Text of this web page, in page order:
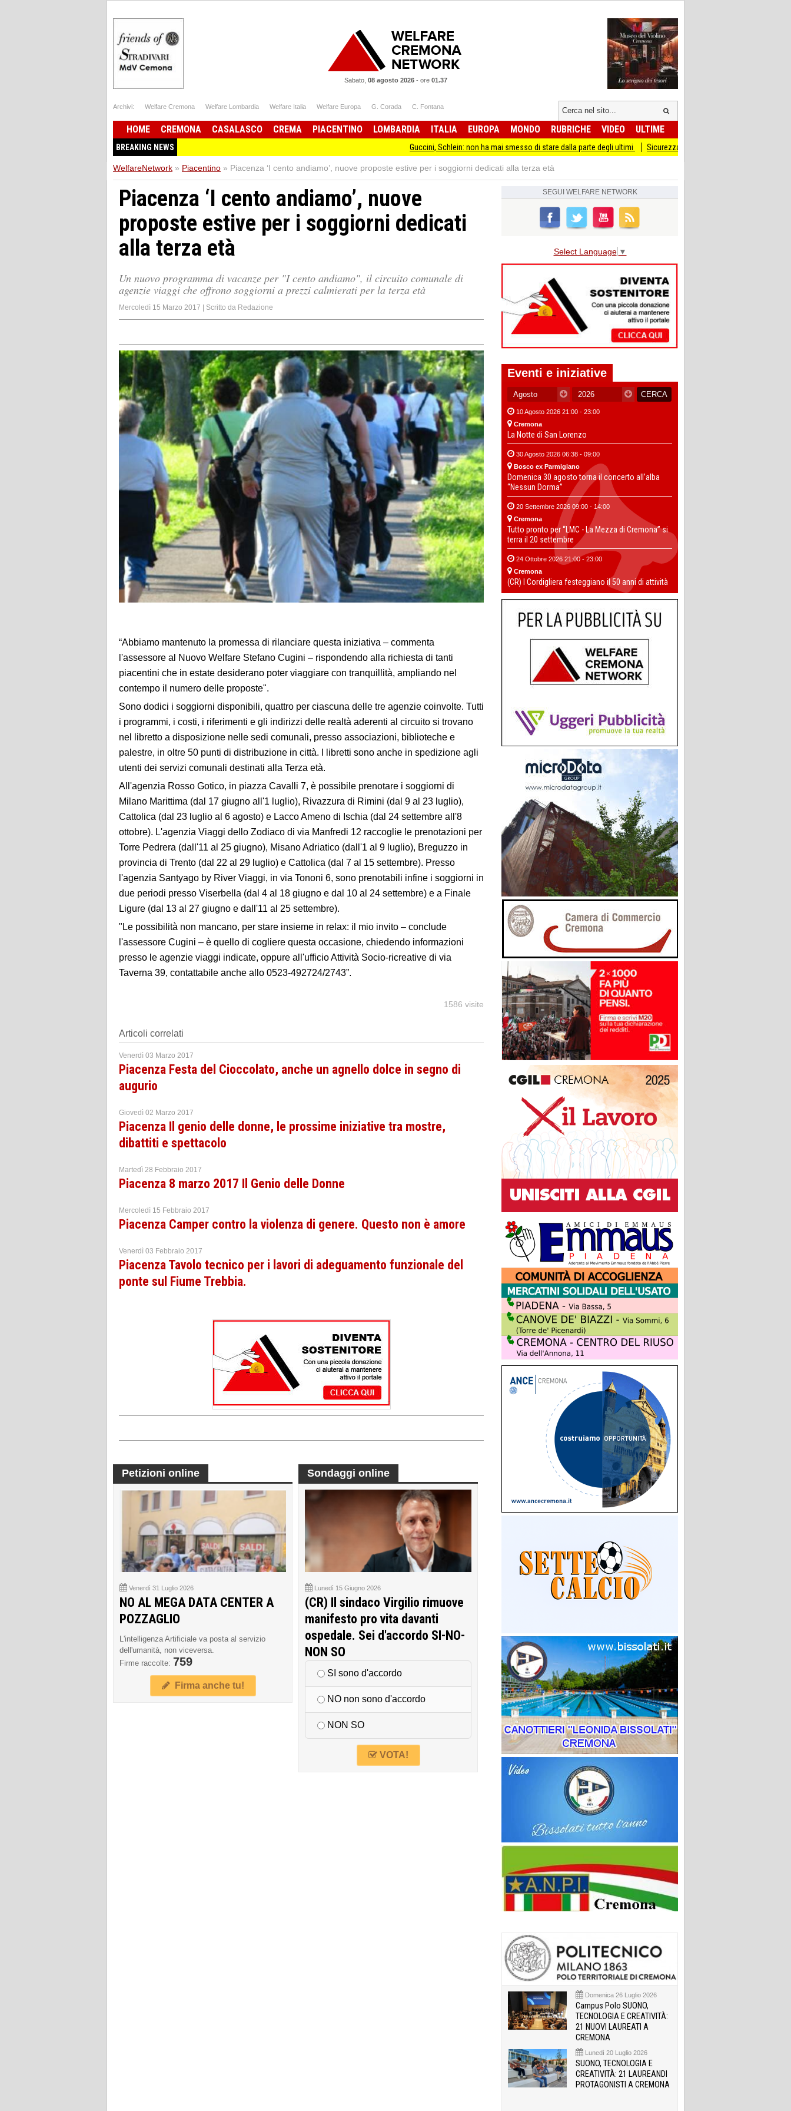
Sabato, 08 agosto 2026- ore 01.37
Archivi: Welfare Cremona Welfare Lombardia Welfare Italia Welfare Europa G. Corada C. Fontana
HOME CREMONA CASALASCO CREMA PIACENTINO LOMBARDIA ITALIA EUROPA MONDO RUBRICHE VIDEO ULTIME
BREAKING NEWS Guccini, Schlein: non ha mai smesso di stare dalla parte degli ultimi Sicurezza I Giovani Democratici ribattono ai Giovani
WelfareNetwork » Piacentino » Piacenza ‘I cento andiamo’, nuove proposte estive per i soggiorni dedicati alla terza età
Piacenza ‘I cento andiamo’, nuove
proposte estive per i soggiorni dedicati
alla terza età
Un nuovo programma di vacanze per "I cento andiamo", il circuito comunale di
agenzie viaggi che offrono soggiorni a prezzi calmierati per la terza età
Mercoledì 15 Marzo 2017 | Scritto da Redazione
“Abbiamo mantenuto la promessa di rilanciare questa iniziativa – commenta
l'assessore al Nuovo Welfare Stefano Cugini – rispondendo alla richiesta di tanti
piacentini che in estate desiderano poter viaggiare con tranquillità, ampliando nel
contempo il numero delle proposte".
Sono dodici i soggiorni disponibili, quattro per ciascuna delle tre agenzie coinvolte. Tutti
i programmi, i costi, i riferimenti e gli indirizzi delle realtà aderenti al circuito si trovano
nel libretto a disposizione nelle sedi comunali, presso associazioni, biblioteche e
palestre, in oltre 50 punti di distribuzione in città. I libretti sono anche in spedizione agli
utenti dei servizi comunali destinati alla Terza età.
All'agenzia Rosso Gotico, in piazza Cavalli 7, è possibile prenotare i soggiorni di
Milano Marittima (dal 17 giugno all'1 luglio), Rivazzura di Rimini (dal 9 al 23 luglio),
Cattolica (dal 23 luglio al 6 agosto) e Lacco Ameno di Ischia (dal 24 settembre all'8
ottobre). L'agenzia Viaggi dello Zodiaco di via Manfredi 12 raccoglie le prenotazioni per
Torre Pedrera (dall'11 al 25 giugno), Misano Adriatico (dall'1 al 9 luglio), Breguzzo in
provincia di Trento (dal 22 al 29 luglio) e Cattolica (dal 7 al 15 settembre). Presso
l'agenzia Santyago by River Viaggi, in via Tononi 6, sono prenotabili infine i soggiorni in
due periodi presso Viserbella (dal 4 al 18 giugno e dal 10 al 24 settembre) e a Finale
Ligure (dal 13 al 27 giugno e dall'11 al 25 settembre).
"Le possibilità non mancano, per stare insieme in relax: il mio invito – conclude
l'assessore Cugini – è quello di cogliere questa occasione, chiedendo informazioni
presso le agenzie viaggi indicate, oppure all'ufficio Attività Socio-ricreative di via
Taverna 39, contattabile anche allo 0523-492724/2743”.
1586 visite
Articoli correlati
Venerdì 03 Marzo 2017
Piacenza Festa del Cioccolato, anche un agnello dolce in segno di
augurio
Giovedì 02 Marzo 2017
Piacenza Il genio delle donne, le prossime iniziative tra mostre,
dibattiti e spettacolo
Martedì 28 Febbraio 2017
Piacenza 8 marzo 2017 Il Genio delle Donne
Mercoledì 15 Febbraio 2017
Piacenza Camper contro la violenza di genere. Questo non è amore
Venerdì 03 Febbraio 2017
Piacenza Tavolo tecnico per i lavori di adeguamento funzionale del
ponte sul Fiume Trebbia.
Petizioni online
Venerdì 31 Luglio 2026
NO AL MEGA DATA CENTER A
POZZAGLIO
L'intelligenza Artificiale va posta al servizio
dell'umanità, non viceversa.
Firme raccolte: 759
Firma anche tu!
Sondaggi online
Lunedì 15 Giugno 2026
(CR) Il sindaco Virgilio rimuove
manifesto pro vita davanti
ospedale. Sei d'accordo SI-NO-
NON SO
SI sono d'accordo
NO non sono d'accordo
NON SO
VOTA!
SEGUI WELFARE NETWORK
Select Language ▼
Eventi e iniziative
10 Agosto 2026 21:00 - 23:00
Cremona
La Notte di San Lorenzo
30 Agosto 2026 06:38 - 09:00
Bosco ex Parmigiano
Domenica 30 agosto torna il concerto all’alba
“Nessun Dorma”
20 Settembre 2026 09:00 - 14:00
Cremona
Tutto pronto per “LMC - La Mezza di Cremona” si
terra il 20 settembre
24 Ottobre 2026 21:00 - 23:00
Cremona
(CR) I Cordigliera festeggiano il 50 anni di attività
Domenica 26 Luglio 2026
Campus Polo SUONO,
TECNOLOGIA E CREATIVITÀ:
21 NUOVI LAUREATI A
CREMONA
Lunedì 20 Luglio 2026
SUONO, TECNOLOGIA E
CREATIVITÀ: 21 LAUREANDI
PROTAGONISTI A CREMONA